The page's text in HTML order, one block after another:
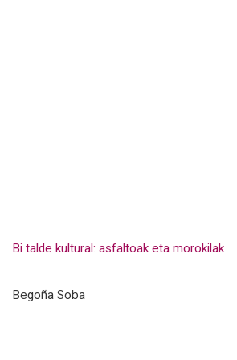
Bi talde kultural: asfaltoak eta morokilak
Begoña Soba